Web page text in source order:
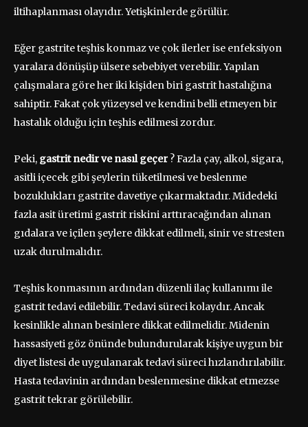
iltihaplanması olayıdır. Yetişkinlerde görülür.
Eğer gastrite teşhis konmaz ve çok ilerler ise enfeksiyon
yaralara dönüşüp ülsere sebebiyet verebilir. Yapılan
çalışmalara göre her iki kişiden biri gastrit hastalığına
sahiptir. Fakat çok yüzeysel ve kendini belli etmeyen bir
hastalık olduğu için teşhis edilmesi zordur.
Peki, gastrit nedir ve nasıl geçer ? Fazla çay, alkol, sigara,
asitli içecek gibi şeylerin tüketilmesi ve beslenme
bozuklukları gastrite davetiye çıkarmaktadır. Midedeki
fazla asit üretimi gastrit riskini arttıracağından alınan
gıdalara ve içilen şeylere dikkat edilmeli, sinir ve stresten
uzak durulmalıdır.
Teşhis konmasının ardından düzenli ilaç kullanımı ile
gastrit tedavi edilebilir. Tedavi süreci kolaydır. Ancak
kesinlikle alınan besinlere dikkat edilmelidir. Midenin
hassasiyeti göz önünde bulundurularak kişiye uygun bir
diyet listesi de uygulanarak tedavi süreci hızlandırılabilir.
Hasta tedavinin ardından beslenmesine dikkat etmezse
gastrit tekrar görülebilir.